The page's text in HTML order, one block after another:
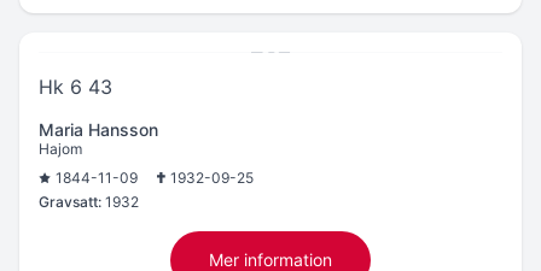
Hk 6 43
Maria Hansson
Hajom
1844-11-09
1932-09-25
Gravsatt: 1932
Mer information